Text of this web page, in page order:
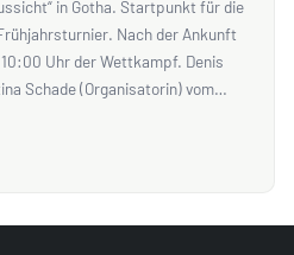
in Gotha. Startpunkt für die
Nach der Ankunft
Uhr der Wettkampf. Denis
Schade (Organisatorin) vom…